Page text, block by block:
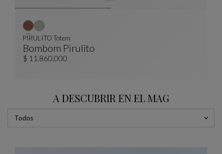
Bombom Pirulito
PIRULITO Totem
Ver Descripción Completa
PIRULITO Totem
$ 11.860.000
A DESCUBRIR EN EL MAG